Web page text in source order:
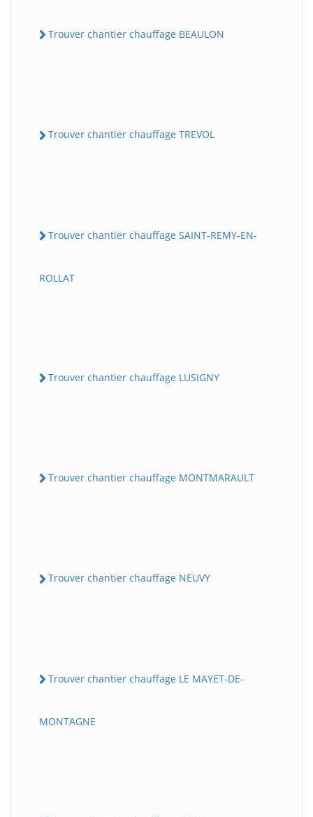
Trouver chantier chauffage BEAULON
Trouver chantier chauffage TREVOL
Trouver chantier chauffage SAINT-REMY-EN-
ROLLAT
Trouver chantier chauffage LUSIGNY
Trouver chantier chauffage MONTMARAULT
Trouver chantier chauffage NEUVY
Trouver chantier chauffage LE MAYET-DE-
MONTAGNE